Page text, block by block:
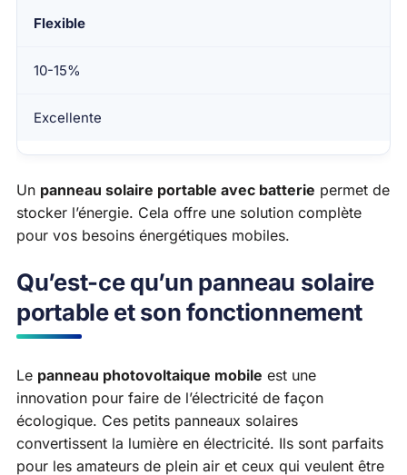
Flexible
10-15%
Excellente
Un panneau solaire portable avec batterie permet de
stocker l’énergie. Cela offre une solution complète
pour vos besoins énergétiques mobiles.
Qu’est-ce qu’un panneau solaire
portable et son fonctionnement
Le panneau photovoltaique mobile est une
innovation pour faire de l’électricité de façon
écologique. Ces petits panneaux solaires
convertissent la lumière en électricité. Ils sont parfaits
pour les amateurs de plein air et ceux qui veulent être